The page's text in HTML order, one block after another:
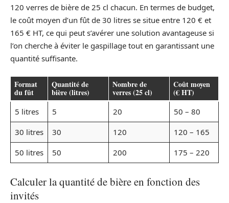
120 verres de bière de 25 cl chacun. En termes de budget,
le coût moyen d’un fût de 30 litres se situe entre 120 € et
165 € HT, ce qui peut s’avérer une solution avantageuse si
l’on cherche à éviter le gaspillage tout en garantissant une
quantité suffisante.
Format
du fût
Quantité de
bière (litres)
Nombre de
verres (25 cl)
Coût moyen
(€ HT)
5 litres 5 20
50 – 80
30 litres
30 120
120 – 165
50 litres
50 200 175 – 220
Calculer la quantité de bière en fonction des
invités